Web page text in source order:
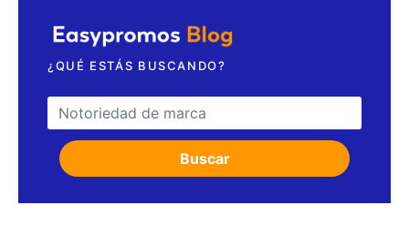
¿QUÉ ESTÁS BUSCANDO?
Search for:
Buscar